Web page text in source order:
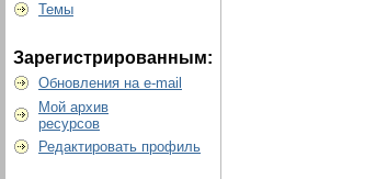
Темы
Зарегистрированным:
Обновления на e-mail
Мой архив
ресурсов
Редактировать профиль